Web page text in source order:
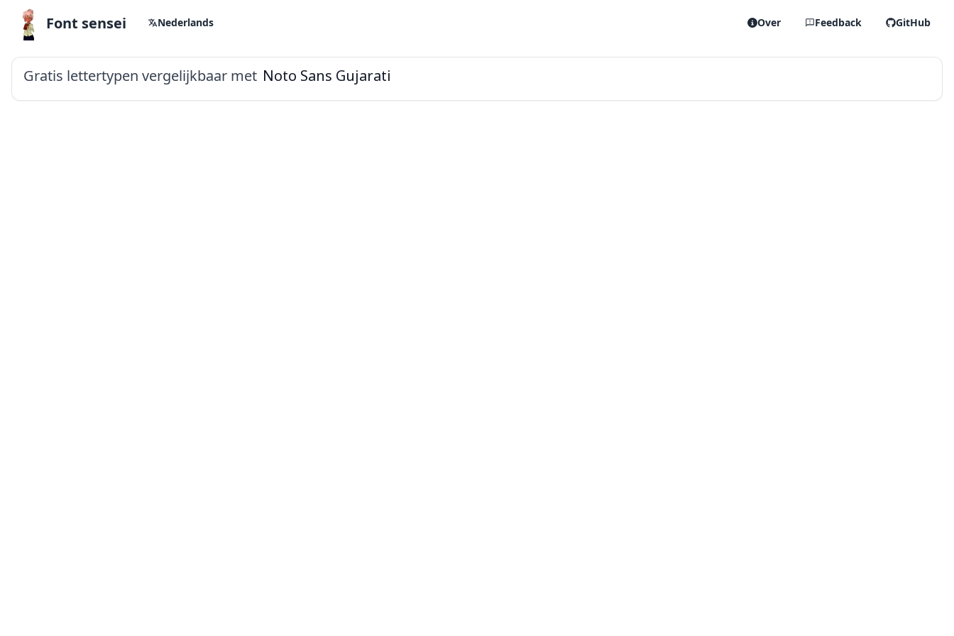
Font sensei Nederlands Over Feedback GitHub
Gratis lettertypen vergelijkbaar met Noto Sans Gujarati